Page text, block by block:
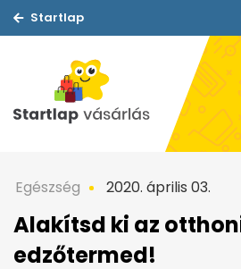
Startlap
Egészség 2020. április 03.
Alakítsd ki az
edzőtermed!